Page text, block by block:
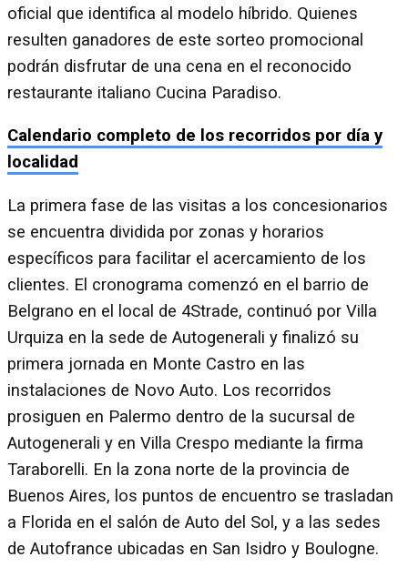
oficial que identifica al modelo híbrido. Quienes
resulten ganadores de este sorteo promocional
podrán disfrutar de una cena en el reconocido
restaurante italiano Cucina Paradiso.
Calendario completo de los recorridos por día y
localidad
La primera fase de las visitas a los concesionarios
se encuentra dividida por zonas y horarios
específicos para facilitar el acercamiento de los
clientes. El cronograma comenzó en el barrio de
Belgrano en el local de 4Strade, continuó por Villa
Urquiza en la sede de Autogenerali y finalizó su
primera jornada en Monte Castro en las
instalaciones de Novo Auto. Los recorridos
prosiguen en Palermo dentro de la sucursal de
Autogenerali y en Villa Crespo mediante la firma
Taraborelli. En la zona norte de la provincia de
Buenos Aires, los puntos de encuentro se trasladan
a Florida en el salón de Auto del Sol, y a las sedes
de Autofrance ubicadas en San Isidro y Boulogne.